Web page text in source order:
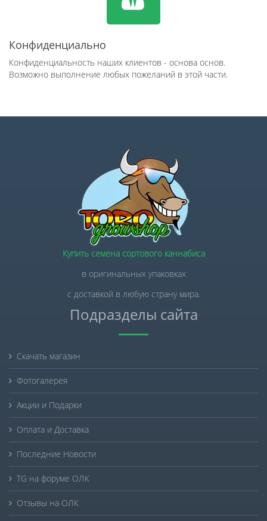
Конфиденциально
Конфиденциальность наших клиентов - основа основ.
Возможно выполнение любых пожеланий в этой части.
Купить семена сортового каннабиса
в оригинальных упаковках
с доставкой в любую страну мира.
Подразделы сайта
Скачать магазин
Фотогалерея
Акции и Подарки
Оплата и Доставка
Последние Новости
TG на форуме ОЛК
Отзывы на ОЛК